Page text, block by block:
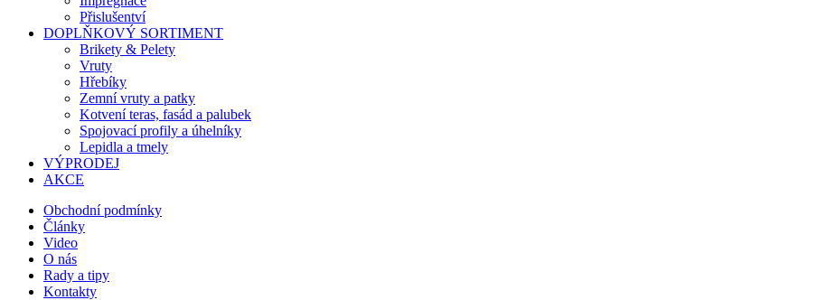
Přislušentví
DOPLŇKOVÝ SORTIMENT
Brikety & Pelety
Vruty
Hřebíky
Zemní vruty a patky
Kotvení teras, fasád a palubek
Spojovací profily a úhelníky
Lepidla a tmely
VÝPRODEJ
AKCE
Obchodní podmínky
Články
Video
O nás
Rady a tipy
Kontakty